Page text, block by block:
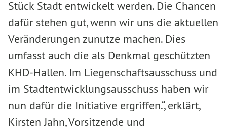
Stück Stadt entwickelt werden. Die Chancen
dafür stehen gut, wenn wir uns die aktuellen
Veränderungen zunutze machen. Dies
umfasst auch die als Denkmal geschützten
KHD-Hallen. Im Liegenschaftsausschuss und
im Stadtentwicklungsausschuss haben wir
nun dafür die Initiative ergriffen.“, erklärt,
Kirsten Jahn, Vorsitzende und